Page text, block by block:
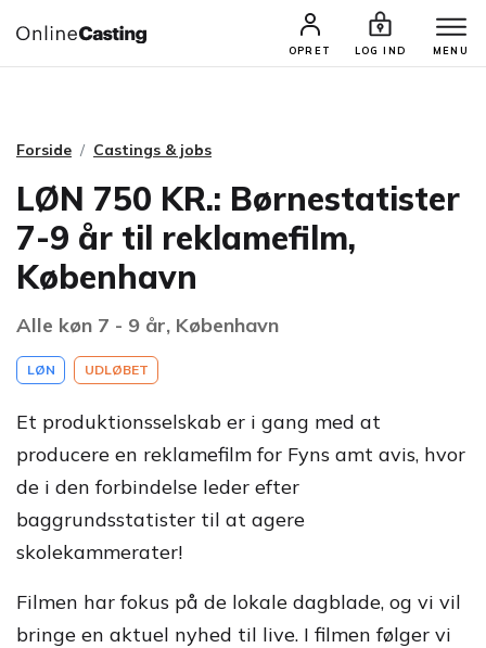
OPRET LOG IND MENU
CASTINGS & JOBS SØG PROFIL
Forside Castings & jobs
LØN 750 KR.: Børnestatister
7-9 år til reklamefilm,
København
Alle køn 7 - 9 år, København
LØN UDLØBET
Et produktionsselskab er i gang med at
producere en reklamefilm for Fyns amt avis, hvor
de i den forbindelse leder efter
baggrundsstatister til at agere
skolekammerater!
Filmen har fokus på de lokale dagblade, og vi vil
bringe en aktuel nyhed til live. I filmen følger vi